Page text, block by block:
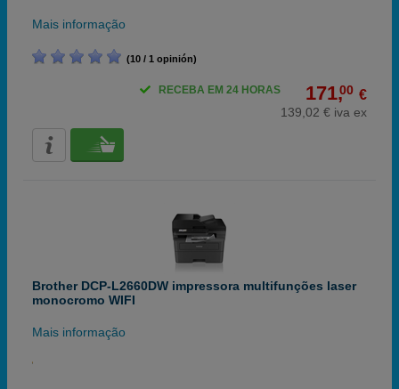
Mais informação
(10 / 1 opinión)
171,00 €
139,02 € iva ex
RECEBA EM 24 HORAS
Brother DCP-L2660DW impressora multifunções laser
monocromo WIFI
Mais informação